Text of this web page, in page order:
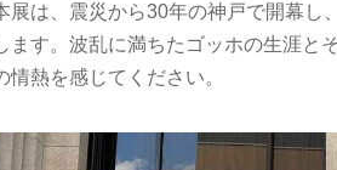
展は、震災から30年の神戸で開幕し
ます。波乱に満ちたゴッホの生涯と
情熱を感じてください。